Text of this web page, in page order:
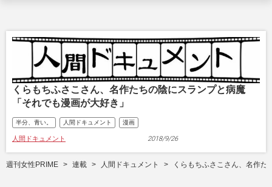
くらもちふさこさん、名作たちの陰にスランプと病魔
「それでも漫画が大好き」
半分、青い。 人間ドキュメント 漫画
人間ドキュメント 2018/9/26
週刊女性PRIME 連載 人間ドキュメント くらもちふさこさん、名作